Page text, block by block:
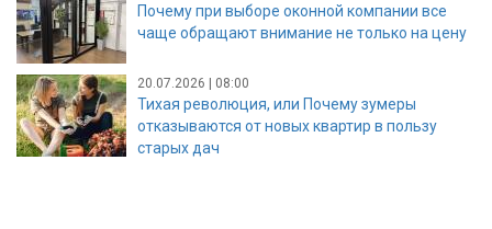
Почему при выборе оконной компании все
чаще обращают внимание не только на цену
20.07.2026 | 08:00
Тихая революция, или Почему зумеры
отказываются от новых квартир в пользу
старых дач